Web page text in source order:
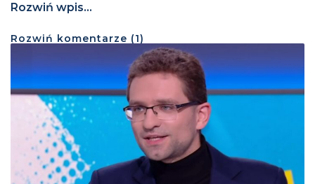
Rozwiń wpis...
Rozwiń komentarze (1)